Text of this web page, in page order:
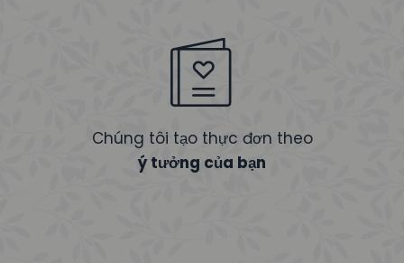
Chúng tôi tạo thực đơn theo
ý tưởng của bạn